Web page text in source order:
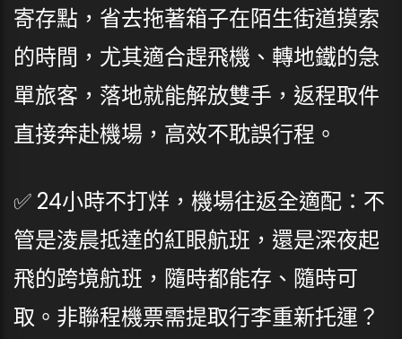
寄存點，省去拖著箱子在陌生街道摸索
的時間，尤其適合趕飛機、轉地鐵的急
單旅客，落地就能解放雙手，返程取件
直接奔赴機場，高效不耽誤行程。
✅ 24小時不打烊，機場往返全適配：不
管是淩晨抵達的紅眼航班，還是深夜起
飛的跨境航班，隨時都能存、隨時可
取。非聯程機票需提取行李重新托運？